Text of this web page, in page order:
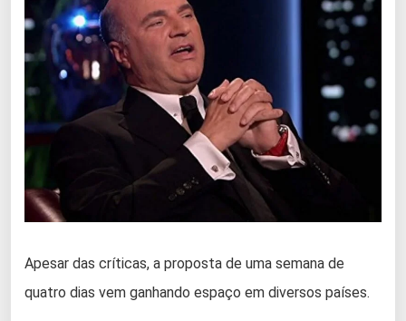
Apesar das críticas, a proposta de uma semana de
quatro dias vem ganhando espaço em diversos países.